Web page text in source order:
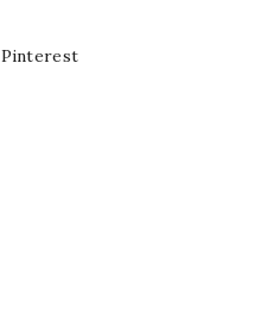
Pinterest